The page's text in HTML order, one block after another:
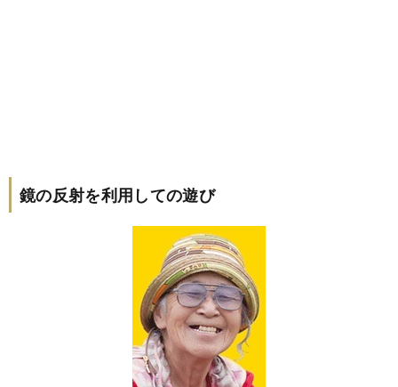
鏡の反射を利用しての遊び